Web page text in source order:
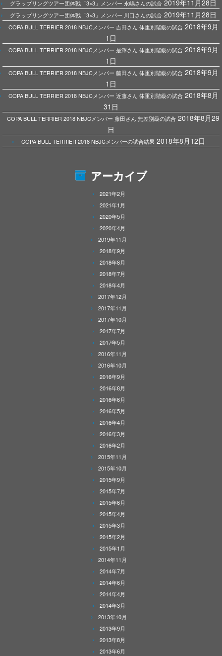
グラップリングツアー団体戦「3×3」メンバー 永嶋さんの試合 2019年11月28日
グラップリングツアー団体戦「3×3」メンバー 川口さんの試合 2019年11月28日
COPA BULL TERRIER 2018 NBJCメンバー 吉田さん 体重別階級の試合 2018年9月
1日
COPA BULL TERRIER 2018 NBJCメンバー 是澤さん 体重別階級の試合 2018年9月
1日
COPA BULL TERRIER 2018 NBJCメンバー 藤田さん 体重別階級の試合 2018年9月
1日
COPA BULL TERRIER 2018 NBJCメンバー 近藤さん 体重別階級の試合 2018年8月
31日
COPA BULL TERRIER 2018 NBJCメンバー 藤田さん 無差別級の試合 2018年8月29
日
COPA BULL TERRIER 2018 NBJCメンバーの試合結果 2018年8月12日
アーカイブ
2021年2月
2021年1月
2020年5月
2020年4月
2019年11月
2018年9月
2018年8月
2018年7月
2018年4月
2017年12月
2017年11月
2017年10月
2017年7月
2017年5月
2016年11月
2016年10月
2016年9月
2016年8月
2016年6月
2016年5月
2016年4月
2016年3月
2016年2月
2015年11月
2015年10月
2015年9月
2015年7月
2015年6月
2015年4月
2015年3月
2015年2月
2015年1月
2014年11月
2014年7月
2014年6月
2014年4月
2014年3月
2013年10月
2013年9月
2013年8月
2013年6月